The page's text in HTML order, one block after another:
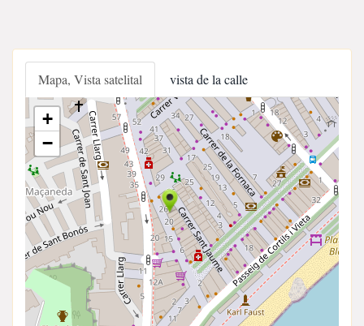
Mapa, Vista satelital vista de la calle
+
−